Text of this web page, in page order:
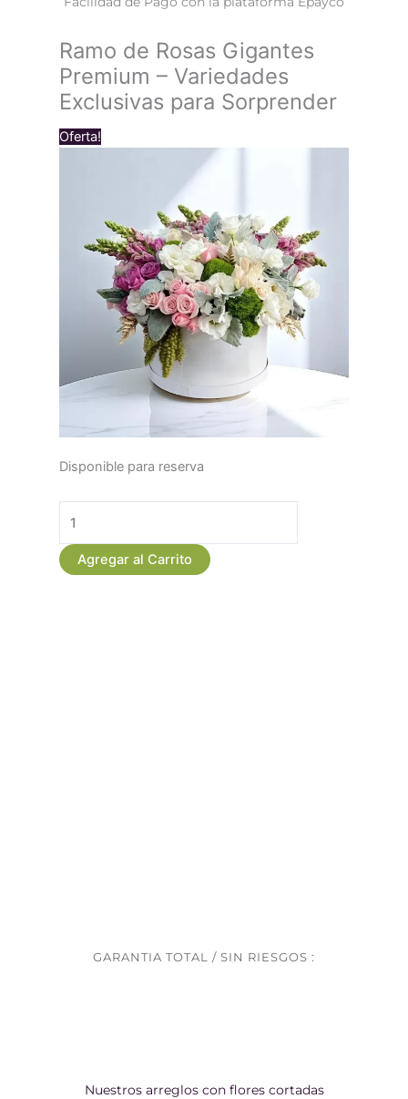
Ramo de Rosas Gigantes
Premium – Variedades
Exclusivas para Sorprender
Oferta!
Disponible para reserva
Ramo
Gigantes
Premium
-
Agregar al Carrito
GARANTIA TOTAL / SIN RIESGOS :
Nuestros arreglos con flores cortadas